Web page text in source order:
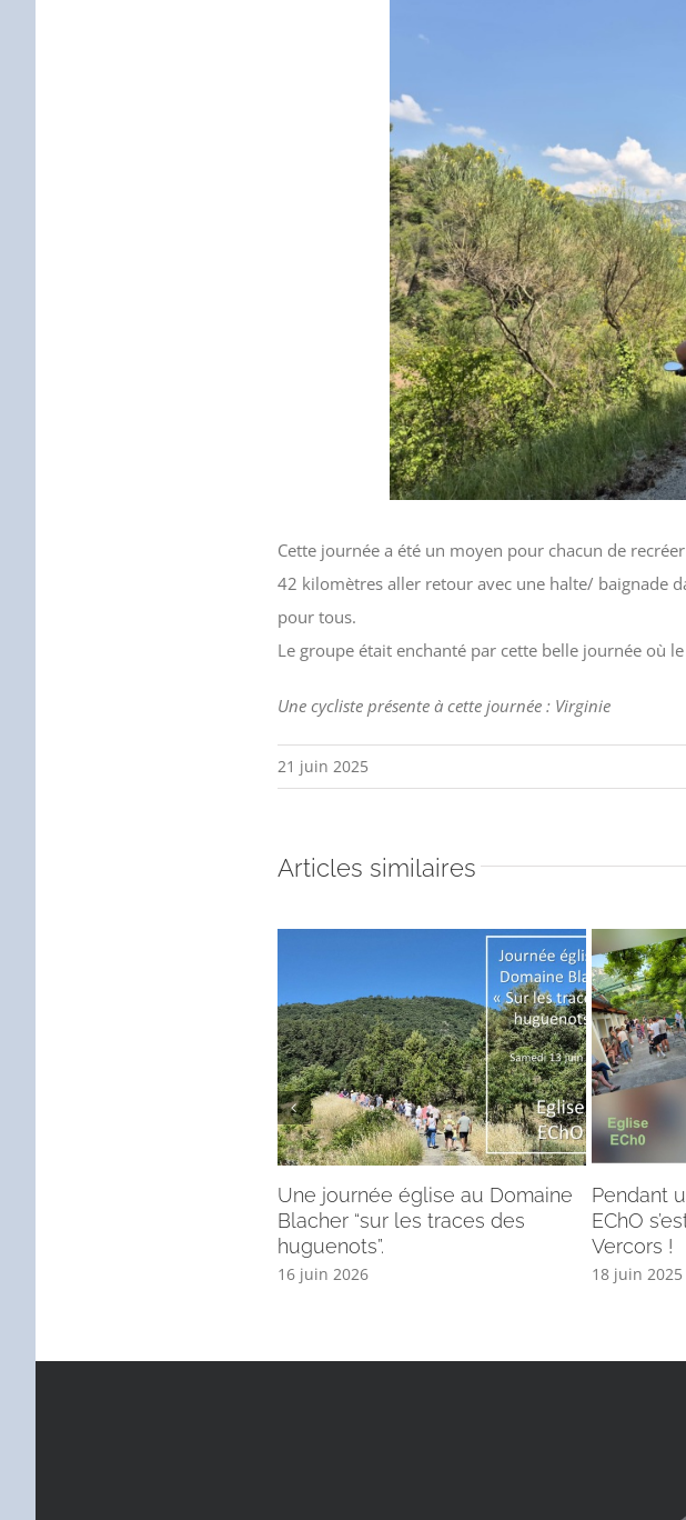
Cette journée a été un moyen pour chacun de
42 kilomètres aller retour avec une halte/ baignade
pour tous.
Le groupe était enchanté par cette belle journée où
Une cycliste présente à cette journée : Virginie
21 juin 2025
Articles similaires
Une journée église au Domaine
Blacher “sur les traces des
huguenots”.
16 juin 2026
Pendant
EChO
Vercors !
18 juin 2025